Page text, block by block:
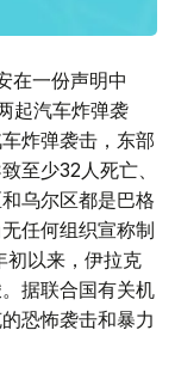
在一份声明中
起汽车炸弹袭
炸弹袭击，东部
至少32人死亡、
乌尔区都是巴格
任何组织宣称制
初以来，伊拉克
据联合国有关机
恐怖袭击和暴力